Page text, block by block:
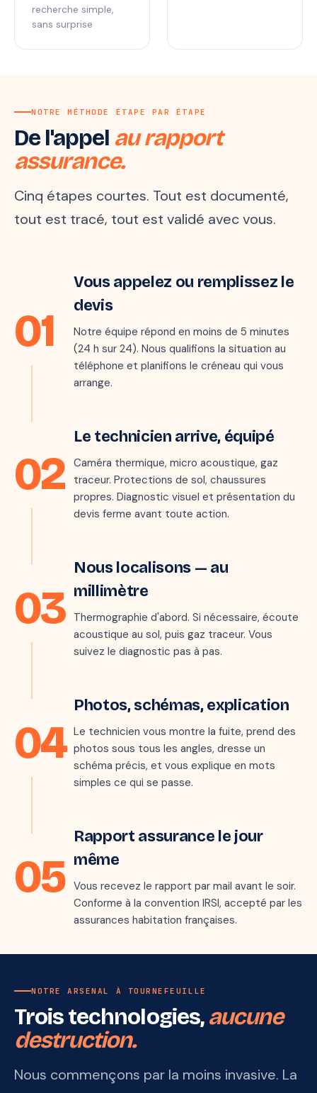
recherche simple,
sans surprise
NOTRE MÉTHODE ÉTAPE PAR ÉTAPE
De l'appel au rapport
assurance.
Cinq étapes courtes. Tout est documenté,
tout est tracé, tout est validé avec vous.
01
Vous appelez ou remplissez le
devis
Notre équipe répond en moins de 5 minutes
(24 h sur 24). Nous qualifions la situation au
téléphone et planifions le créneau qui vous
arrange.
Marie · 06 ●●
« Mon parquet gondole au
salon, je crois qu'il y a une
fuite… »
02
Le technicien arrive, équipé
Caméra thermique, micro acoustique, gaz
traceur. Protections de sol, chaussures
propres. Diagnostic visuel et présentation du
devis ferme avant toute action.
03
Nous localisons — au
millimètre
Thermographie d'abord. Si nécessaire, écoute
acoustique au sol, puis gaz traceur. Vous
suivez le diagnostic pas à pas.
04
Photos, schémas, explication
Le technicien vous montre la fuite, prend des
photos sous tous les angles, dresse un
schéma précis, et vous explique en mots
simples ce qui se passe.
Fuite sous chape
Durée :
1 h 47
Localisation :
Joint PER lavabo
✓ Validé avec le client
05
Rapport assurance le jour
même
Vous recevez le rapport par mail avant le soir.
Conforme à la convention IRSI, accepté par les
assurances habitation françaises.
mark_email_read
NOTRE ARSENAL À TOURNEFEUILLE
Trois technologies,aucune
destruction.
Nous commençons par la moins invasive. La